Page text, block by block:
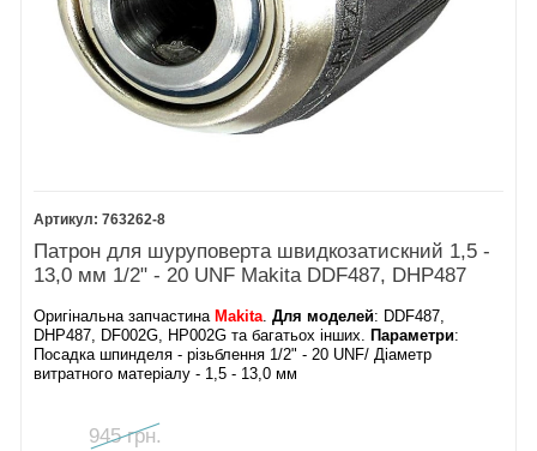
763262-8
Патрон для шуруповерта швидкозатискний 1,5 -
13,0 мм 1/2" - 20 UNF Makita DDF487, DHP487
Оригінальна запчастина Makita.Для моделей: DDF487,
DHP487, DF002G, HP002G та багатьох інших. Параметри:
Посадка шпинделя - різьблення 1/2" - 20 UNF/ Діаметр
витратного матеріалу - 1,5 - 13,0 мм
945 грн.